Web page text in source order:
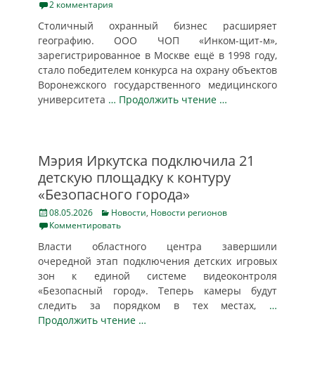
on2 комментария
Столичный охранный бизнес расширяет
географию. ООО ЧОП «Инком-щит-м»,
зарегистрированное в Москве ещё в 1998 году,
стало победителем конкурса на охрану объектов
Воронежского государственного медицинского
университета … Продолжить чтение …
Мэрия Иркутска подключила 21
детскую площадку к контуру
«Безопасного города»
Posted
on
08.05.2026 Categories
Новости, Новости регионов
Комментировать
Власти областного центра завершили
очередной этап подключения детских игровых
зон к единой системе видеоконтроля
«Безопасный город». Теперь камеры будут
следить за порядком в тех местах, …
Продолжить чтение …